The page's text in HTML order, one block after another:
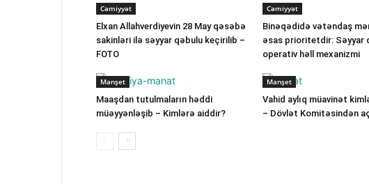
Cəmiyyət
Elxan Allahverdiyevin 28 May qəsəbə
sakinləri ilə səyyar qəbulu keçirilib –
FOTO
Cəmiyyət
Binəqədidə vətəndaş
əsas prioritetdir: Səyyar
operativ həll mexanizmi
Manşet
Maaşdan tutulmaların həddi
müəyyənləşib – Kimlərə aiddir?
Manşet
Vahid aylıq müavinət
– Dövlət Komitəsindən